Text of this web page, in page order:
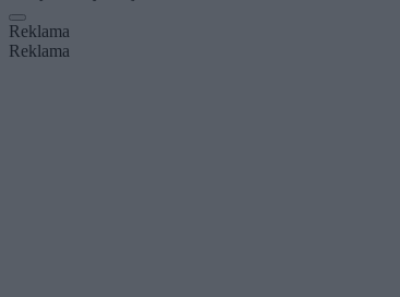
Reklama
Reklama